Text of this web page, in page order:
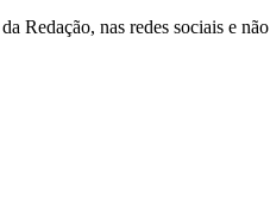
Redação, nas redes sociais e